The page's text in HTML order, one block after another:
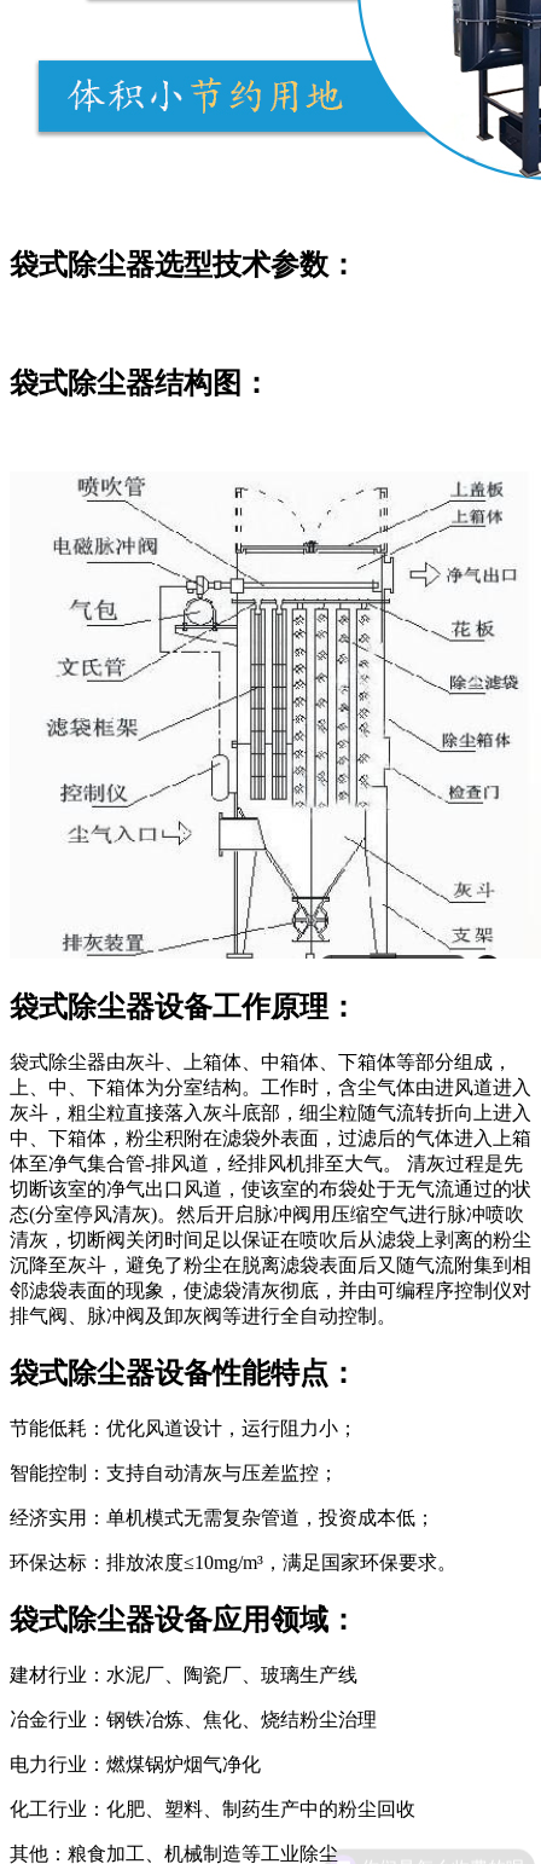
袋式除尘器选型技术参数：
袋式除尘器结构图：
袋式除尘器设备工作原理：
袋式除尘器由灰斗、上箱体、中箱体、下箱体等部分组成，
上、中、下箱体为分室结构。工作时，含尘气体由进风道进入
灰斗，粗尘粒直接落入灰斗底部，细尘粒随气流转折向上进入
中、下箱体，粉尘积附在滤袋外表面，过滤后的气体进入上箱
体至净气集合管-排风道，经排风机排至大气。 清灰过程是先
切断该室的净气出口风道，使该室的布袋处于无气流通过的状
态(分室停风清灰)。然后开启脉冲阀用压缩空气进行脉冲喷吹
清灰，切断阀关闭时间足以保证在喷吹后从滤袋上剥离的粉尘
沉降至灰斗，避免了粉尘在脱离滤袋表面后又随气流附集到相
邻滤袋表面的现象，使滤袋清灰彻底，并由可编程序控制仪对
排气阀、脉冲阀及卸灰阀等进行全自动控制。
袋式除尘器设备性能特点：
节能低耗：优化风道设计，运行阻力小；
智能控制：支持自动清灰与压差监控；
经济实用：单机模式无需复杂管道，投资成本低；
环保达标：排放浓度≤10mg/m³，满足国家环保要求。
袋式除尘器设备应用领域：
建材行业：水泥厂、陶瓷厂、玻璃生产线
冶金行业：钢铁冶炼、焦化、烧结粉尘治理
电力行业：燃煤锅炉烟气净化
化工行业：化肥、塑料、制药生产中的粉尘回收
其他：粮食加工、机械制造等工业除尘